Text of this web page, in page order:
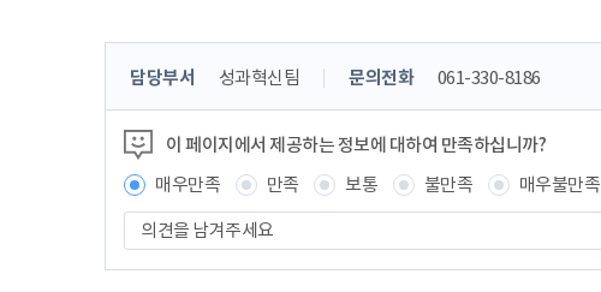
콘
츠
정
보
책
임
자
담당부서 성과혁신팀 문의전화 061-330-8186
이 페이지에서 제공하는 정보에 대하여 만족하십니까?
매우만족
만족 보통 불만족
매우불만족
견
을